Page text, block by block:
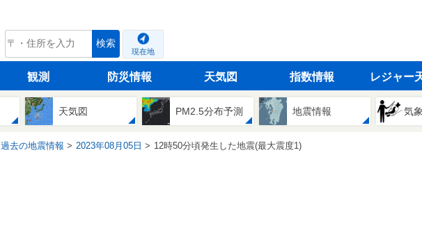
tenki.jp 検索
現在地
観測 防災情報 天気図 指数情報 レジャー
天気図 PM2.5分布予測 地震情報 気
過去の地震情報 2023年08月05日 12時50分頃発生した地震(最大震度1)